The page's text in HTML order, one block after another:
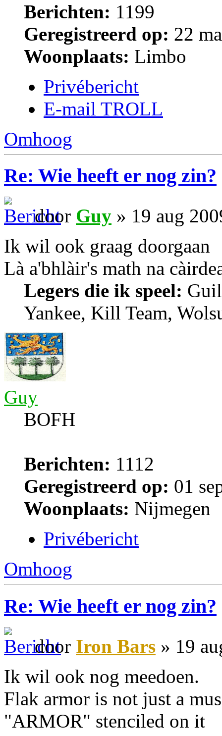
Berichten: 1199
Geregistreerd op: 22
Woonplaats: Limbo
Privébericht
E-mail TROLL
Omhoog
Re: Wie heeft er nog zin?
door Guy » 19 aug
Ik wil ook graag doorgaan
Là a'bhlàir's math na
Legers die ik speel:
Yankee, Kill Team,
Guy
BOFH
Berichten: 1112
Geregistreerd op: 01
Woonplaats: Nijmegen
Privébericht
Omhoog
Re: Wie heeft er nog zin?
door Iron Bars » 19
Ik wil ook nog meedoen.
Flak armor is not just a
"ARMOR" stenciled on it